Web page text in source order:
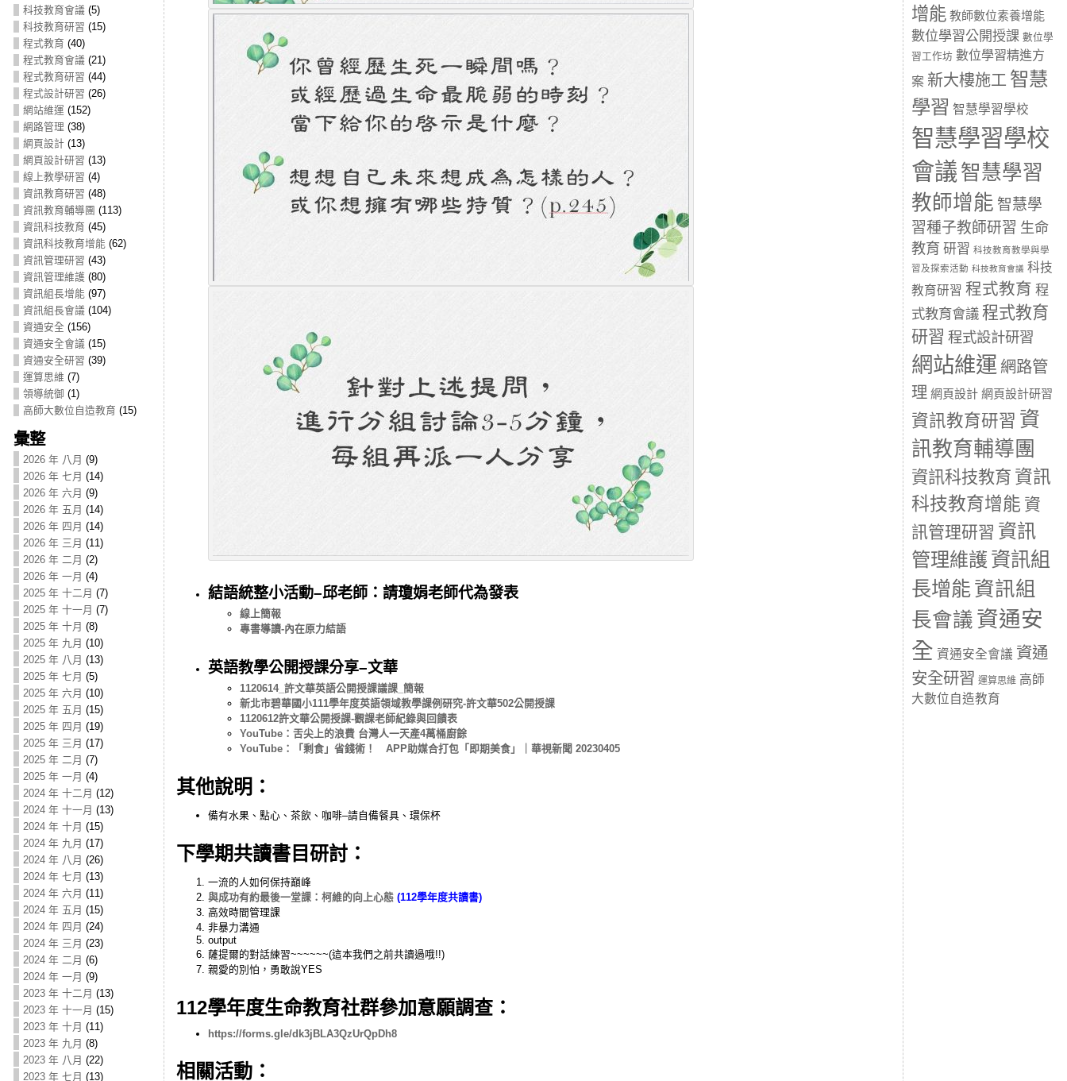
科技教育會議 (5)
科技教育研習 (15)
程式教育 (40)
程式教育會議 (21)
程式教育研習 (44)
程式設計研習 (26)
網站維運 (152)
網路管理 (38)
網頁設計(13)
網頁設計研習 (13)
線上教學研習 (4)
資訊教育研習 (48)
資訊教育輔導團 (113)
資訊科技教育 (45)
資訊科技教育增能(62)
資訊管理研習 (43)
資訊管理維護(80)
資訊組長增能(97)
資訊組長會議 (104)
資通安全 (156)
資通安全會議 (15)
資通安全研習 (39)
運算思維 (7)
領導統御 (1)
高師大數位自造教育 (15)
彙整
2026 年 八月 (9)
2026 年 七月 (14)
2026 年 六月 (9)
2026 年 五月 (14)
2026 年 四月 (14)
2026 年 三月 (11)
2026 年 二月 (2)
2026 年 一月 (4)
2025 年 十二月 (7)
2025 年 十一月 (7)
2025 年 十月 (8)
2025 年 九月 (10)
2025 年 八月 (13)
2025 年 七月 (5)
2025 年 六月 (10)
2025 年 五月 (15)
2025 年 四月 (19)
2025 年 三月 (17)
2025 年 二月 (7)
2025 年 一月 (4)
2024 年 十二月 (12)
2024 年 十一月 (13)
2024 年 十月 (15)
2024 年 九月 (17)
2024 年 八月 (26)
2024 年 七月 (13)
2024 年 六月 (11)
2024 年 五月 (15)
2024 年 四月 (24)
2024 年 三月 (23)
2024 年 二月 (6)
2024 年 一月 (9)
2023 年 十二月 (13)
2023 年 十一月 (15)
2023 年 十月 (11)
2023 年 九月 (8)
2023 年 八月 (22)
2023 年 七月 (13)
結語統整小活動–邱老師：請瓊娟老師代為發表
線上簡報
專書導讀-內在原力結語
英語教學公開授課分享–文華
1120614_許文華英語公開授課議課_簡報
新北市碧華國小111學年度英語領域教學課例研究-許文華502公開授課
1120612許文華公開授課-觀課老師紀錄與回饋表
YouTube：舌尖上的浪費 台灣人一天產4萬桶廚餘
YouTube：「剩食」省錢術！ APP助媒合打包「即期美食」｜華視新聞 20230405
其他說明：
備有水果、點心、茶飲、咖啡–請自備餐具、環保杯
下學期共讀書目研討：
一流的人如何保持巔峰
與成功有約最後一堂課：柯維的向上心態 (112學年度共讀書)
高效時間管理課
非暴力溝通
output
薩提爾的對話練習~~~~~~(這本我們之前共讀過哦!!)
親愛的別怕，勇敢說YES
112學年度生命教育社群參加意願調查：
https://forms.gle/dk3jBLA3QzUrQpDh8
相關活動：
增能 教師數位素養增能
數位學習公開授課 數位學
習工作坊 數位學習精進方
案 新大樓施工 智慧
學習 智慧學習學校
智慧學習學校
會議 智慧學習
教師增能 智慧學
習種子教師研習 生命
教育 研習 科技教育教學與學
習及探索活動 科技教育會議 科技
教育研習 程式教育 程
式教育會議 程式教育
研習 程式設計研習
網站維運 網路管
理 網頁設計 網頁設計研習
資訊教育研習 資
訊教育輔導團
資訊科技教育 資訊
科技教育增能 資
訊管理研習 資訊
管理維護 資訊組
長增能資訊組
長會議 資通安
全 資通安全會議 資通
安全研習 運算思維 高師
大數位自造教育